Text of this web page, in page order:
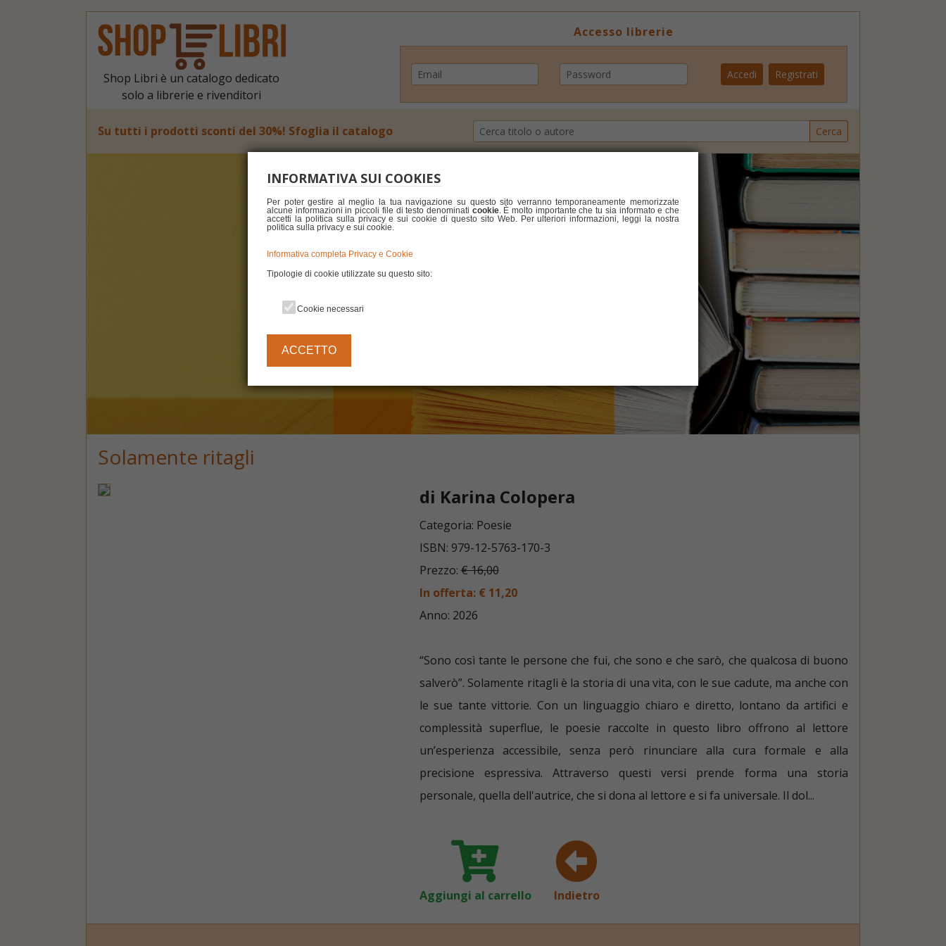
Shop Libri è un catalogo dedicato
solo a librerie e rivenditori
Accesso librerie
Accedi Registrati
Su tutti i prodotti sconti del 30%! Sfoglia il catalogo Cerca
Solamente ritagli
di Karina Colopera
Categoria: Poesie
ISBN: 979-12-5763-170-3
Prezzo:€ 16,00
In offerta: € 11,20
Anno: 2026
“Sono così tante le persone che fui, che sono e che sarò, che qualcosa di buono
salverò”. Solamente ritagli è la storia di una vita, con le sue cadute, ma anche con
le sue tante vittorie. Con un linguaggio chiaro e diretto, lontano da artifici e
complessità superflue, le poesie raccolte in questo libro offrono al lettore
un’esperienza accessibile, senza però rinunciare alla cura formale e alla
precisione espressiva. Attraverso questi versi prende forma una storia
personale, quella dell'autrice, che si dona al lettore e si fa universale. Il dol...
Aggiungi al carrello Indietro
INFORMATIVA SUI COOKIES
Per poter gestire al meglio la tua navigazione su questo sito verranno temporaneamente memorizzate
alcune informazioni in piccoli file di testo denominati cookie. È molto importante che tu sia informato e che
accetti la politica sulla privacy e sui cookie di questo sito Web. Per ulteriori informazioni, leggi la nostra
politica sulla privacy e sui cookie.
Informativa completa Privacy e Cookie
Tipologie di cookie utilizzate su questo sito:
Cookie necessari
ACCETTO